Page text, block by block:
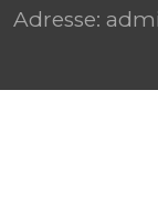
Adresse: